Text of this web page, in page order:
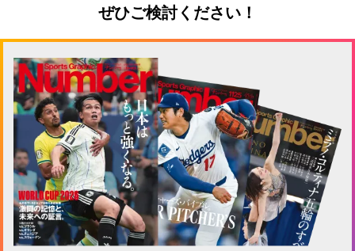
ぜひご検討ください！